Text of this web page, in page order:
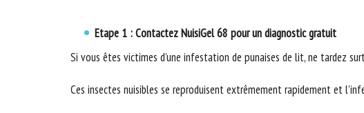
Etape 1 : Contactez NuisiGel 68 pour un diagnostic gratuit
Si vous êtes victimes d’une infestation de punaises de lit, ne tardez
Ces insectes nuisibles se reproduisent extrêmement rapidement et